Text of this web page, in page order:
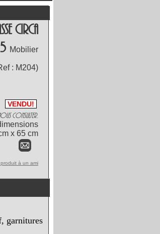
Circa
Mobilier
: M204)
VENDU!
consulter.
x 65 cm
à un ami
garnitures